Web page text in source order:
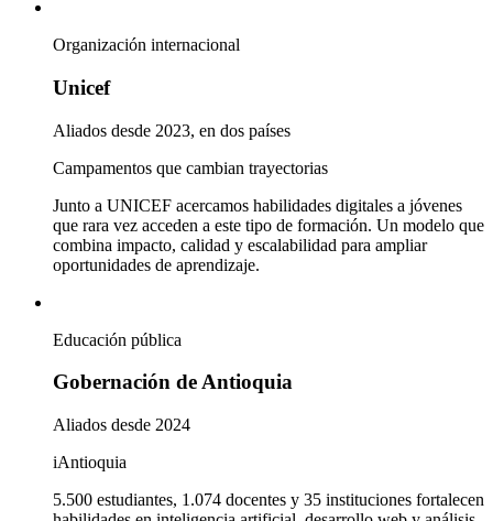
Organización internacional
Unicef
Aliados desde 2023, en dos países
Campamentos que cambian trayectorias
Junto a UNICEF acercamos habilidades digitales a jóvenes
que rara vez acceden a este tipo de formación. Un modelo que
combina impacto, calidad y escalabilidad para ampliar
oportunidades de aprendizaje.
Educación pública
Gobernación de Antioquia
Aliados desde 2024
iAntioquia
5.500 estudiantes, 1.074 docentes y 35 instituciones fortalecen